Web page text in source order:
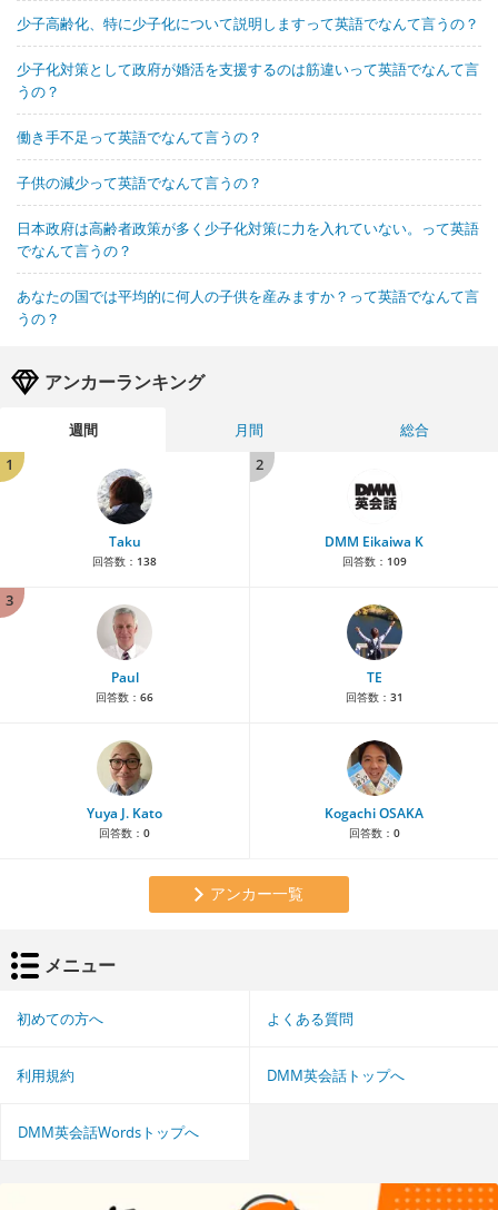
少子高齢化、特に少子化について説明しますって英語でなんて言うの？
少子化対策として政府が婚活を支援するのは筋違いって英語でなんて言
うの？
働き手不足って英語でなんて言うの？
子供の減少って英語でなんて言うの？
日本政府は高齢者政策が多く少子化対策に力を入れていない。って英語
でなんて言うの？
あなたの国では平均的に何人の子供を産みますか？って英語でなんて言
うの？
アンカーランキング
週間 月間
総合
1
Taku
回答数： 138
2
DMM Eikaiwa K
回答数： 109
3
Paul
回答数： 66
TE
回答数： 31
Yuya J. Kato
回答数： 0
Kogachi OSAKA
回答数： 0
アンカー一覧
メニュー
初めての方へ よくある質問
利用規約 DMM英会話トップへ
DMM英会話Wordsトップへ